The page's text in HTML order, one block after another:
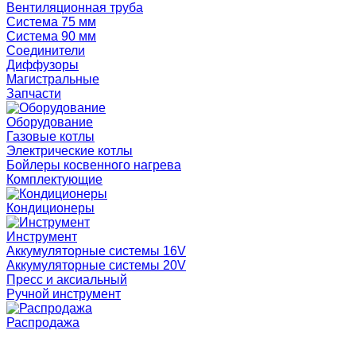
Вентиляционная труба
Система 75 мм
Система 90 мм
Соединители
Диффузоры
Магистральные
Запчасти
Оборудование
Газовые котлы
Электрические котлы
Бойлеры косвенного нагрева
Комплектующие
Кондиционеры
Инструмент
Аккумуляторные системы 16V
Аккумуляторные системы 20V
Пресс и аксиальный
Ручной инструмент
Распродажа